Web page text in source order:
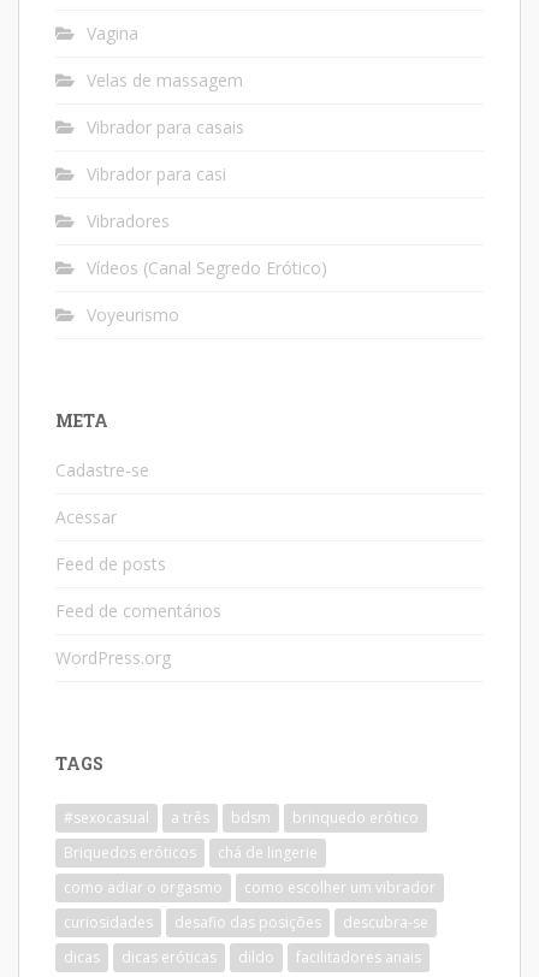
Vagina
Velas de massagem
Vibrador para casais
Vibrador para casi
Vibradores
Vídeos (Canal Segredo Erótico)
Voyeurismo
META
Cadastre-se
Acessar
Feed de posts
Feed de comentários
WordPress.org
TAGS
#sexocasual a três bdsm
brinquedo erótico
Briquedos eróticos
chá de lingerie
como adiar o orgasmo
como escolher um vibrador
curiosidades
desafio das posições
descubra-se
dicas
dicas eróticas dildo
facilitadores anais